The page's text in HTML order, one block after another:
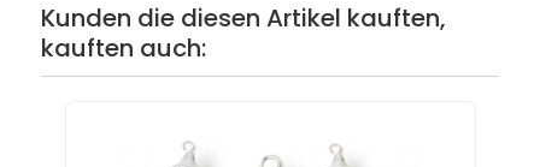
Kunden die diesen Artikel kauften,
kauften auch: